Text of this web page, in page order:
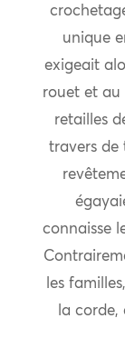
unique
exigeait
rouet et au
retailles
travers de
connaisse
les
la